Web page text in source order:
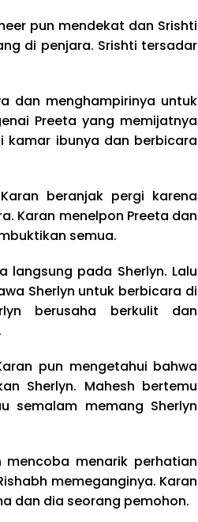
pun mendekat dan Srishti
di penjara. Srishti tersadar
dan menghampirinya untuk
Preeta yang memijatnya
kamar ibunya dan berbicara
beranjak pergi karena
Karan menelpon Preeta dan
semua.
pada Sherlyn. Lalu
Sherlyn untuk berbicara di
berusaha berkulit dan
pun mengetahui bahwa
Sherlyn. Mahesh bertemu
semalam memang Sherlyn
menarik perhatian
memeganginya. Karan
dan dia seorang pemohon.